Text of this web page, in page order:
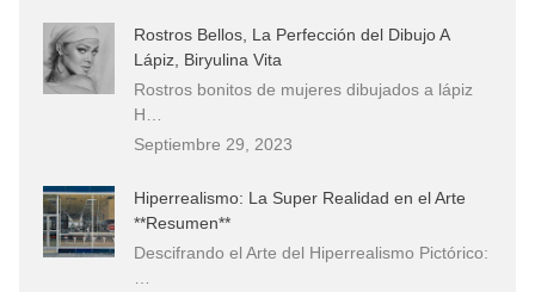
Rostros Bellos, La Perfección del Dibujo A
Lápiz, Biryulina Vita
Rostros bonitos de mujeres dibujados a lápiz
H…
Septiembre 29, 2023
Hiperrealismo: La Super Realidad en el Arte
**Resumen**
Descifrando el Arte del Hiperrealismo Pictórico: